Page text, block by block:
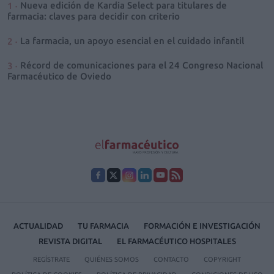
Nueva edición de Kardia Select para titulares de
farmacia: claves para decidir con criterio
La farmacia, un apoyo esencial en el cuidado infantil
Récord de comunicaciones para el 24 Congreso Nacional
Farmacéutico de Oviedo
ACTUALIDAD TU FARMACIA
FORMACIÓN E INVESTIGACIÓN
REVISTA DIGITAL
EL FARMACÉUTICO HOSPITALES
REGÍSTRATE QUIÉNES SOMOS CONTACTO COPYRIGHT